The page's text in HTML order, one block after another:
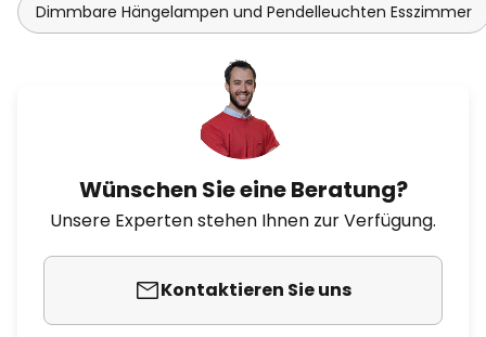
Dimmbare Hängelampen und Pendelleuchten Esszimmer
Wünschen Sie eine Beratung?
Unsere Experten stehen Ihnen zur Verfügung.
Kontaktieren Sie uns